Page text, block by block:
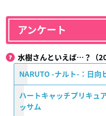
アンケート
水樹さんといえば…？（20
NARUTO -ナルト-：日向
ハートキャッチプリキュ
ッサム